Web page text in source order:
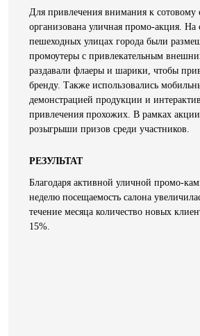
Для привлечения внимания к сотовому
организована уличная промо-акция.
пешеходных улицах города были
промоутеры с привлекательным
раздавали флаеры и шарики, чтобы
бренду. Также использовались
демонстрацией продукции и
привлечения прохожих. В рамках
розыгрыши призов среди участников.
РЕЗУЛЬТАТ
Благодаря активной уличной промо-
неделю посещаемость салона
течение месяца количество новых
15%.